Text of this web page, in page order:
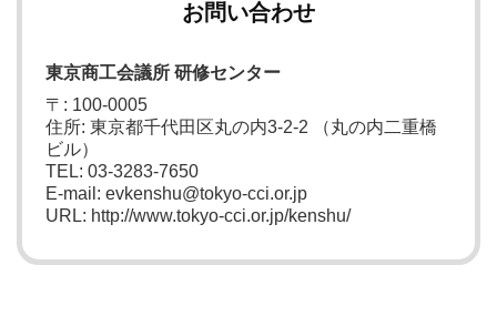
お問い合わせ
東京商工会議所 研修センター
〒: 100-0005
住所: 東京都千代田区丸の内3-2-2 （丸の内二重橋
ビル）
TEL: 03-3283-7650
E-mail: evkenshu@tokyo-cci.or.jp
URL: http://www.tokyo-cci.or.jp/kenshu/